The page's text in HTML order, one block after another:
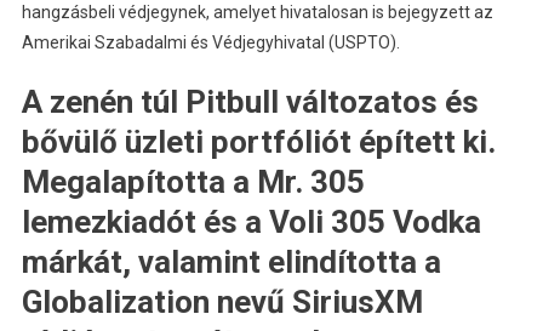
hangzásbeli védjegynek, amelyet hivatalosan is bejegyzett az
Amerikai Szabadalmi és Védjegyhivatal (USPTO).
A zenén túl Pitbull változatos és
bővülő üzleti portfóliót épített ki.
Megalapította a Mr. 305
lemezkiadót és a Voli 305 Vodka
márkát, valamint elindította a
Globalization nevű SiriusXM